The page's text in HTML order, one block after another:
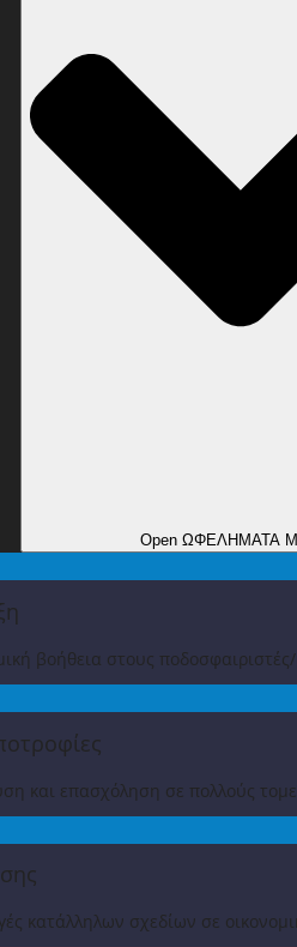
Open ΩΦΕΛΗΜΑΤΑ
βοήθεια στους
και επασχόληση σε πολλούς
κατάλληλων σχεδίων σε